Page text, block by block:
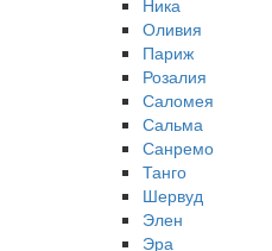
Ника
Оливия
Париж
Розалия
Саломея
Сальма
Санремо
Танго
Шервуд
Элен
Эра